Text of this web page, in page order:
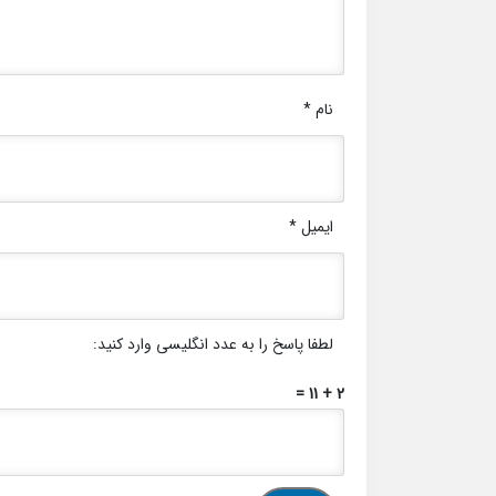
نام*
ایمیل*
لطفا پاسخ را به عدد انگلیسی وارد کنید:
2 + 11 =